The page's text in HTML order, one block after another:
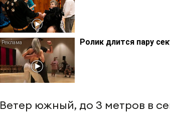
Ролик длится пару
Ветер южный, до 3 метров в